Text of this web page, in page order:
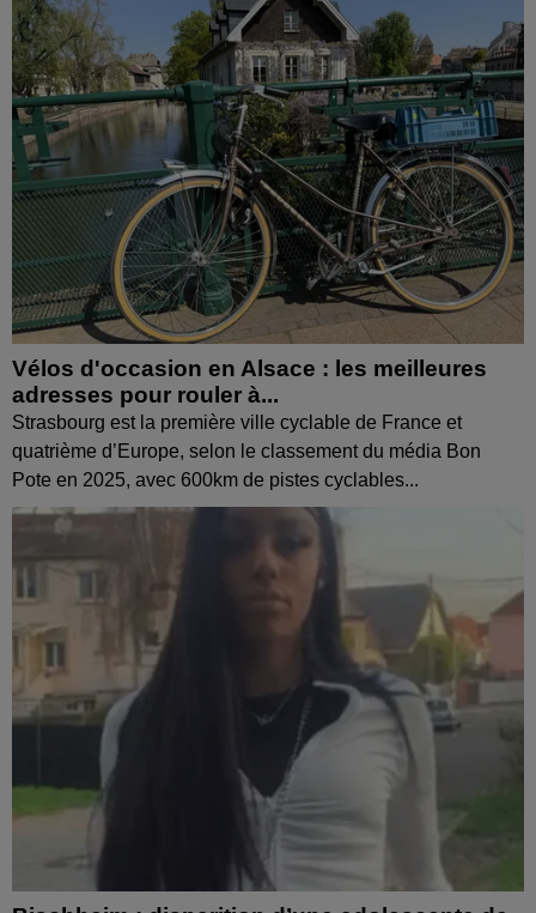
Vélos d'occasion en Alsace : les meilleures
adresses pour rouler à...
Strasbourg est la première ville cyclable de France et
quatrième d’Europe, selon le classement du média Bon
Pote en 2025, avec 600km de pistes cyclables...